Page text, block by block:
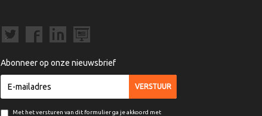
Abonneer op onze nieuwsbrief
Met het versturen van dit formulier ga je akkoord met